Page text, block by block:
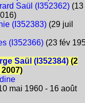
Saül (I352362)(13
(I352383)(29 juil
(I352366)(23 fév
Saül (I352384)(2
mai 1960 - 16 août